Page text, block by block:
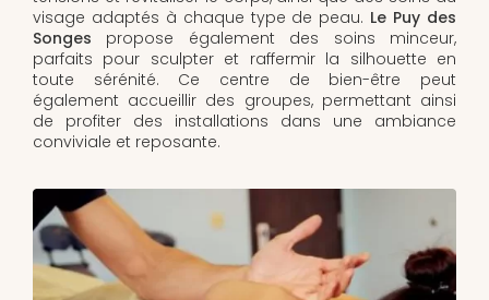
visage adaptés à chaque type de peau. Le Puy des
Songes propose également des soins minceur,
parfaits pour sculpter et raffermir la silhouette en
toute sérénité. Ce centre de bien-être peut
également accueillir des groupes, permettant ainsi
de profiter des installations dans une ambiance
conviviale et reposante.